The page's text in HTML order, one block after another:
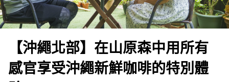
【沖繩北部】在山原森中用所有
感官享受沖繩新鮮咖啡的特別體